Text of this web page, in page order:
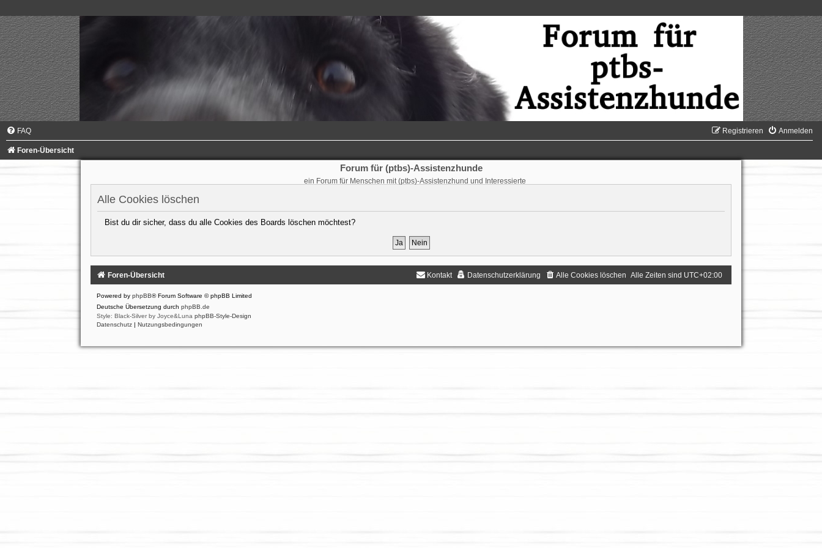
FAQ Anmelden
Registrieren
Foren-Übersicht
Forum für (ptbs)-Assistenzhunde
ein Forum für Menschen mit (ptbs)-Assistenzhund und Interessierte
Alle Cookies löschen
Bist du dir sicher, dass du alle Cookies des Boards löschen möchtest?
Foren-Übersicht Alle Zeiten sind UTC+02:00
Alle Cookies löschen
Datenschutzerklärung
Kontakt
Powered by phpBB® Forum Software © phpBB Limited
Deutsche Übersetzung durch phpBB.de
Style: Black-Silver by Joyce&Luna phpBB-Style-Design
Datenschutz | Nutzungsbedingungen